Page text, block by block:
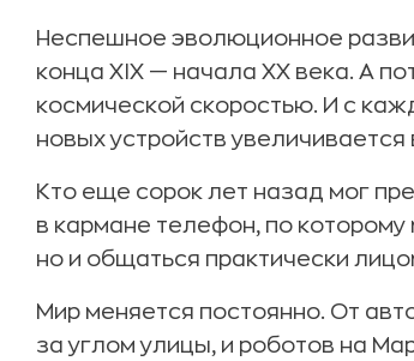
Неспешное эволюционное
конца XIX — начала XX века. А
космической скоростью. И с
новых устройств увеличивается
Кто еще сорок лет назад мог
в кармане телефон, по
но и общаться практически
Мир меняется постоянно. От
за углом улицы, и роботов на